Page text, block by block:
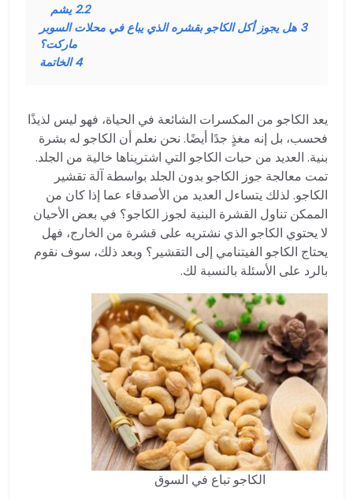
2.2 يشم
3 هل يجوز أكل الكاجو بقشره الذي يباع في محلات السوبر
ماركت؟
4 الخاتمة
يعد الكاجو من المكسرات الشائعة في الحياة، فهو ليس لذيذًا
فحسب، بل إنه مغذٍ جدًا أيضًا. نحن نعلم أن الكاجو له بشرة
بنية. العديد من حبات الكاجو التي اشتريناها خالية من الجلد.
تمت معالجة جوز الكاجو بدون الجلد بواسطة آلة تقشير
الكاجو. لذلك يتساءل العديد من الأصدقاء عما إذا كان من
الممكن تناول القشرة البنية لجوز الكاجو؟ في بعض الأحيان
لا يحتوي الكاجو الذي نشتريه على قشرة من الخارج، فهل
يحتاج الكاجو الفيتنامي إلى التقشير؟ وبعد ذلك، سوف نقوم
بالرد على الأسئلة بالنسبة لك.
الكاجو تباع في السوق